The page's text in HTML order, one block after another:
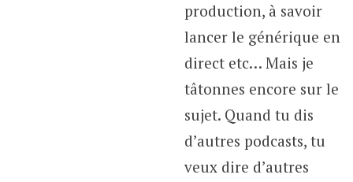
production, à savoir
lancer le générique en
direct etc… Mais je
tâtonnes encore sur le
sujet. Quand tu dis
d’autres podcasts, tu
veux dire d’autres